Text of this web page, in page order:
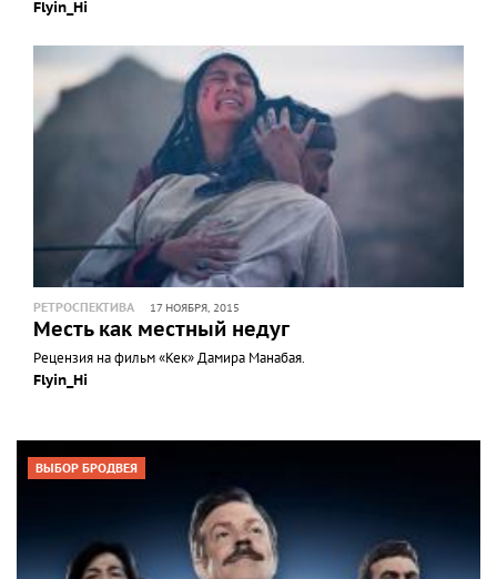
Flyin_Hi
РЕТРОСПЕКТИВА 17 НОЯБРЯ, 2015
Месть как местный недуг
Рецензия на фильм «Кек» Дамира Манабая.
Flyin_Hi
ВЫБОР БРОДВЕЯ